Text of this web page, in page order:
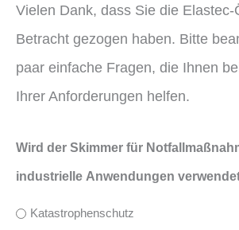
Vielen Dank, dass Sie die Elastec-
Betracht gezogen haben. Bitte
paar einfache Fragen, die Ihnen
Ihrer Anforderungen helfen.
Wird der Skimmer für
industrielle Anwendungen
Katastrophenschutz